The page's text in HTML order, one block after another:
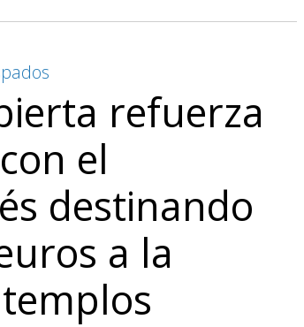
refuerza
el
destinando
a la